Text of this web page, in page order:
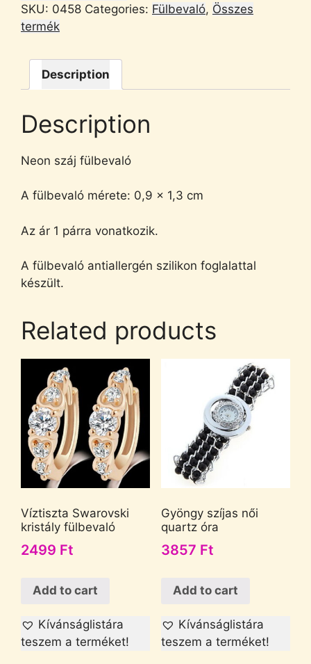
SKU: 0458 Categories: Fülbevaló, Összes
termék
Description
Description
Neon száj fülbevaló
A fülbevaló mérete: 0,9 x 1,3 cm
Az ár 1 párra vonatkozik.
A fülbevaló antiallergén szilikon foglalattal
készült.
Related products
Víztiszta Swarovski
kristály fülbevaló
2499 Ft
Add to cart
Kívánságlistára
teszem a terméket!
Gyöngy szíjas női
quartz óra
3857 Ft
Add to cart
Kívánságlistára
teszem a terméket!